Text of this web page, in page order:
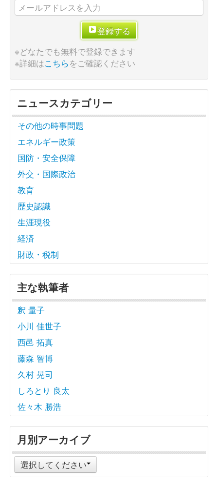
登録する
※どなたでも無料で登録できます
※詳細はこちらをご確認ください
ニュースカテゴリー
その他の時事問題
エネルギー政策
国防・安全保障
外交・国際政治
教育
歴史認識
生涯現役
経済
財政・税制
主な執筆者
釈 量子
小川 佳世子
西邑 拓真
藤森 智博
久村 晃司
しろとり 良太
佐々木 勝浩
月別アーカイブ
選択してください